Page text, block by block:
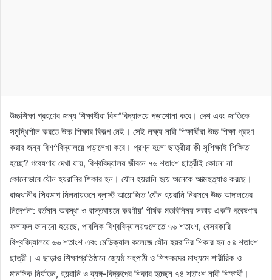
উচ্চশিক্ষা গ্রহণের জন্য শিক্ষার্থীরা বিশ^বিদ্যালয়ে পড়াশোনা করে। দেশ এবং জাতিকে
সমৃদ্ধিশীল করতে উচ্চ শিক্ষার বিকল্প নেই। সেই লক্ষ্য নারী শিক্ষার্থীরা উচ্চ শিক্ষা গ্রহণ
করার জন্য বিশ^বিদ্যালয়ে পড়ালেখা করে। প্রশ্ন হলো ছাত্রীরা কী সুশিক্ষাই শিক্ষিত
হচ্ছে? গবেষণায় দেখা যায়, বিশ্ববিদ্যালয় জীবনে ৭৬ শতাংশ ছাত্রীই কোনো না
কোনোভাবে যৌন হয়রানির শিকার হন। যৌন হয়রানি হয়ে অনেকে আত্মহত্যাও করছে।
রাজধানীর সিরডাপ মিলনায়তনে ব্লাস্ট আয়োজিত ‘যৌন হয়রানি নিরসনে উচ্চ আদালতের
নিদের্শনা: বর্তমান অবস্থা ও বাস্তবায়নে করণীয়’ শীর্ষক মতবিনিময় সভায় একটি গবেষণার
ফলাফল জানানো হয়েছে, পাবলিক বিশ্ববিদ্যালয়গুলোতে ৭৬ শতাংশ, বেসরকারি
বিশ্ববিদ্যালয়ে ৬৬ শতাংশ এবং মেডিক্যাল কলেজে যৌন হয়রানির শিকার হন ৫৪ শতাংশ
ছাত্রী। এ ছাড়াও শিক্ষাপ্রতিষ্ঠানে জ্যেষ্ঠ সহপাঠী ও শিক্ষকদের মাধ্যমে শারীরিক ও
মানসিক নির্যাতন, হয়রানি ও ব্যঙ্গ-বিদ্রুপের শিকার হচ্ছেন ৭৪ শতাংশ নারী শিক্ষার্থী।